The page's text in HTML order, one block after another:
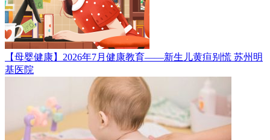
【母婴健康】2026年7月健康教育——新生儿黄疸别慌 苏州明
基医院